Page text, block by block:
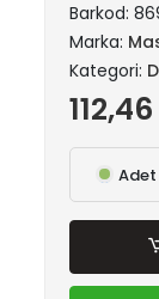
Barkod:
Marka:
Kategori:
Adet